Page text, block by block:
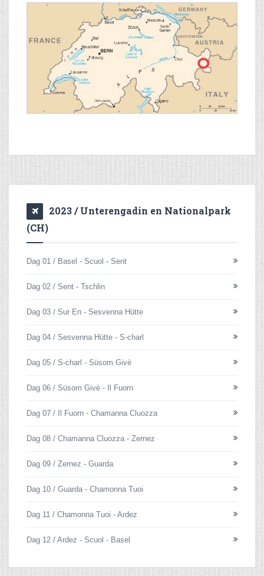
2023 / Unterengadin en Nationalpark
(CH)
Dag 01 / Basel - Scuol - Sent
Dag 02 / Sent - Tschlin
Dag 03 / Sur En - Sesvenna Hütte
Dag 04 / Sesvenna Hütte - S-charl
Dag 05 / S-charl - Süsom Givè
Dag 06 / Süsom Givè - Il Fuorn
Dag 07 / Il Fuorn - Chamanna Cluozza
Dag 08 / Chamanna Cluozza - Zernez
Dag 09 / Zernez - Guarda
Dag 10 / Guarda - Chamonna Tuoi
Dag 11 / Chamonna Tuoi - Ardez
Dag 12 / Ardez - Scuol - Basel